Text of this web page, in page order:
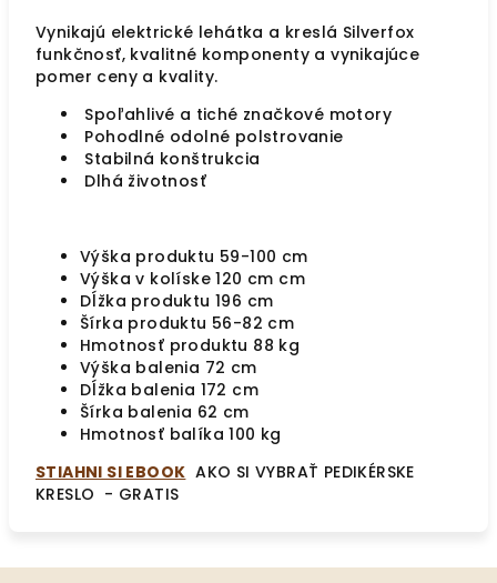
Vynikajú elektrické lehátka a kreslá Silverfox
funkčnosť, kvalitné komponenty a vynikajúce
pomer ceny a kvality.
Spoľahlivé a tiché značkové motory
Pohodlné odolné polstrovanie
Stabilná konštrukcia
Dlhá životnosť
Výška produktu 59-100 cm
Výška v kolíske 120 cm cm
Dĺžka produktu 196 cm
Šírka produktu 56-82 cm
Hmotnosť produktu 88 kg
Výška balenia 72 cm
Dĺžka balenia 172 cm
Šírka balenia 62 cm
Hmotnosť balíka 100 kg
STIAHNI SI EBOOK AKO SI VYBRAŤ PEDIKÉRSKE
KRESLO - GRATIS